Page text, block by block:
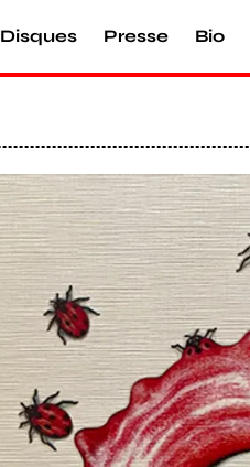
Disques Presse Bio